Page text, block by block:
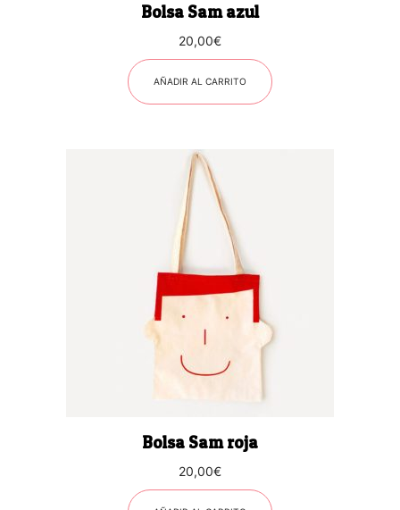
Bolsa Sam azul
20,00€
AÑADIR AL CARRITO
Bolsa Sam roja
20,00€